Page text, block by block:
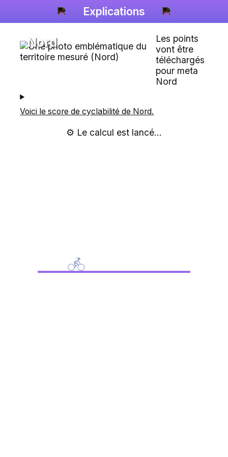
Explications
Nord
Les points
vont être
téléchargés
pour meta
Nord
Voici le score de cyclabilité de Nord.
⚙️ Le calcul est lancé...